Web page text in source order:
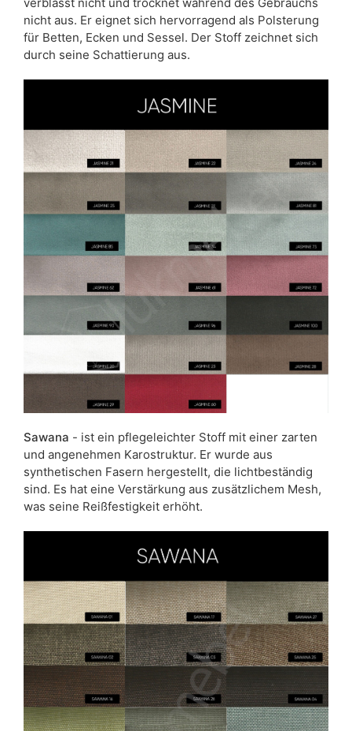
nicht aus. Er eignet sich hervorragend als Polsterung
für Betten, Ecken und Sessel. Der Stoff zeichnet sich
durch seine Schattierung aus.
Sawana - ist ein pflegeleichter Stoff mit einer zarten
und angenehmen Karostruktur. Er wurde aus
synthetischen Fasern hergestellt, die lichtbeständig
sind. Es hat eine Verstärkung aus zusätzlichem Mesh,
was seine Reißfestigkeit erhöht.